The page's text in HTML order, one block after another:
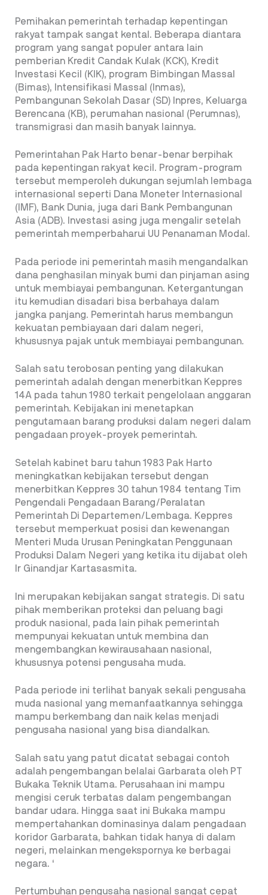
Pemihakan pemerintah terhadap kepentingan
rakyat tampak sangat kental. Beberapa diantara
program yang sangat populer antara lain
pemberian Kredit Candak Kulak (KCK), Kredit
Investasi Kecil (KIK), program Bimbingan Massal
(Bimas), Intensifikasi Massal (Inmas),
Pembangunan Sekolah Dasar (SD) Inpres, Keluarga
Berencana (KB), perumahan nasional (Perumnas),
transmigrasi dan masih banyak lainnya.
Pemerintahan Pak Harto benar-benar berpihak
pada kepentingan rakyat kecil. Program-program
tersebut memperoleh dukungan sejumlah lembaga
internasional seperti Dana Moneter Internasional
(IMF), Bank Dunia, juga dari Bank Pembangunan
Asia (ADB). Investasi asing juga mengalir setelah
pemerintah memperbaharui UU Penanaman Modal.
Pada periode ini pemerintah masih mengandalkan
dana penghasilan minyak bumi dan pinjaman asing
untuk membiayai pembangunan. Ketergantungan
itu kemudian disadari bisa berbahaya dalam
jangka panjang. Pemerintah harus membangun
kekuatan pembiayaan dari dalam negeri,
khususnya pajak untuk membiayai pembangunan.
Salah satu terobosan penting yang dilakukan
pemerintah adalah dengan menerbitkan Keppres
14A pada tahun 1980 terkait pengelolaan anggaran
pemerintah. Kebijakan ini menetapkan
pengutamaan barang produksi dalam negeri dalam
pengadaan proyek-proyek pemerintah.
Setelah kabinet baru tahun 1983 Pak Harto
meningkatkan kebijakan tersebut dengan
menerbitkan Keppres 30 tahun 1984 tentang Tim
Pengendali Pengadaan Barang/Peralatan
Pemerintah Di Departemen/Lembaga. Keppres
tersebut memperkuat posisi dan kewenangan
Menteri Muda Urusan Peningkatan Penggunaan
Produksi Dalam Negeri yang ketika itu dijabat oleh
Ir Ginandjar Kartasasmita.
Ini merupakan kebijakan sangat strategis. Di satu
pihak memberikan proteksi dan peluang bagi
produk nasional, pada lain pihak pemerintah
mempunyai kekuatan untuk membina dan
mengembangkan kewirausahaan nasional,
khususnya potensi pengusaha muda.
Pada periode ini terlihat banyak sekali pengusaha
muda nasional yang memanfaatkannya sehingga
mampu berkembang dan naik kelas menjadi
pengusaha nasional yang bisa diandalkan.
Salah satu yang patut dicatat sebagai contoh
adalah pengembangan belalai Garbarata oleh PT
Bukaka Teknik Utama. Perusahaan ini mampu
mengisi ceruk terbatas dalam pengembangan
bandar udara. Hingga saat ini Bukaka mampu
mempertahankan dominasinya dalam pengadaan
koridor Garbarata, bahkan tidak hanya di dalam
negeri, melainkan mengekspornya ke berbagai
negara. ‘
Pertumbuhan pengusaha nasional sangat cepat